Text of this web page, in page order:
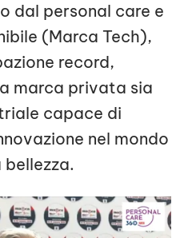
dal personal care e
(Marca Tech),
record,
marca privata sia
capace di
nel mondo
bellezza.